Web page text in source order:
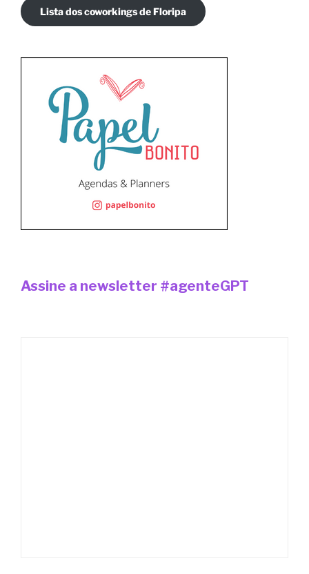
Lista dos coworkings de Floripa
Assine a newsletter #agenteGPT